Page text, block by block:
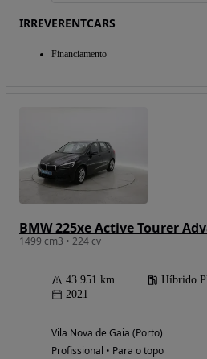
IRREVERENTCARS
Financiamento
BMW 225xe Active Tourer
1499 cm3 • 224 cv
43 951 km Híbrido
2021
Vila Nova de Gaia (Porto)
Profissional • Para o topo